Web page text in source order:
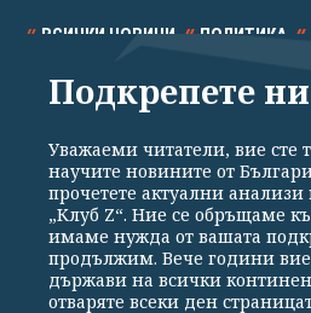
ВСИЧКИ НОВИНИ ПОЛИТИКА
СПОРТ КУЛТУРА
Общи условия
Политика
Реклама
Партньори
Подкрепете ни
Уважаеми читатели, вие сте
научите новините от
прочетете актуални
„Клуб Z“. Ние се обръщаме
имаме нужда от вашата
продължим. Вече години
държави на всички
отваряте всеки ден